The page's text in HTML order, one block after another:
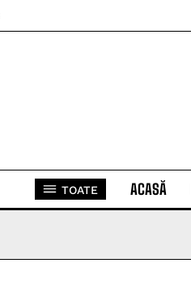
TOATE ACASĂ